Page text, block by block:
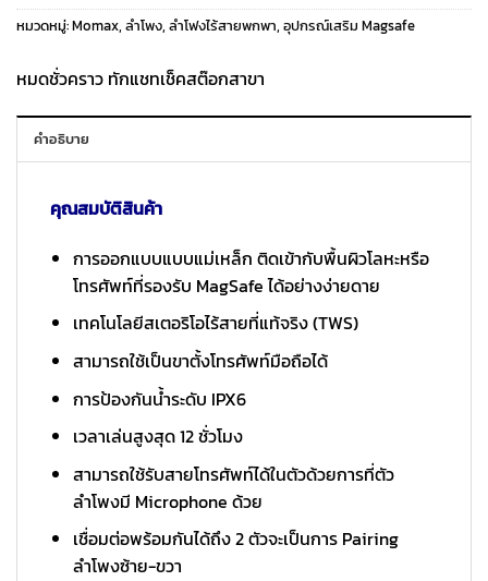
was:
1,190 ฿.
is:
1,070 ฿.
หมวดหมู่:Momax, ลำโพง, ลำโฟงไร้สายพกพา, อุปกรณ์เสริม Magsafe
หมดชั่วคราว ทักแชทเช็คสต๊อกสาขา
คำอธิบาย
คุณสมบัติสินค้า
การออกแบบแบบแม่เหล็ก ติดเข้ากับพื้นผิวโลหะหรือ
โทรศัพท์ที่รองรับ MagSafe ได้อย่างง่ายดาย
เทคโนโลยีสเตอริโอไร้สายที่แท้จริง (TWS)
สามารถใช้เป็นขาตั้งโทรศัพท์มือถือได้
การป้องกันน้ำระดับ IPX6
เวลาเล่นสูงสุด 12 ชั่วโมง
สามารถใช้รับสายโทรศัพท์ได้ในตัวด้วยการที่ตัว
ลำโพงมี Microphone ด้วย
เชื่อมต่อพร้อมกันได้ถึง 2 ตัวจะเป็นการ Pairing
ลำโพงซ้าย-ขวา